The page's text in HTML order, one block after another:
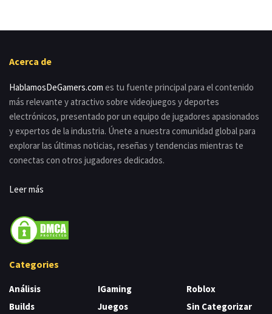
Acerca de
HablamosDeGamers.com es tu fuente principal para el contenido
más relevante y atractivo sobre videojuegos y deportes
electrónicos, presentado por un equipo de jugadores apasionados
y expertos de la industria. Únete a nuestra comunidad global para
explorar las últimas noticias, reseñas y tendencias mientras te
conectas con otros jugadores dedicados.
Leer más
Categories
Análisis
Builds
IGaming
Juegos
Roblox
Sin Categorizar